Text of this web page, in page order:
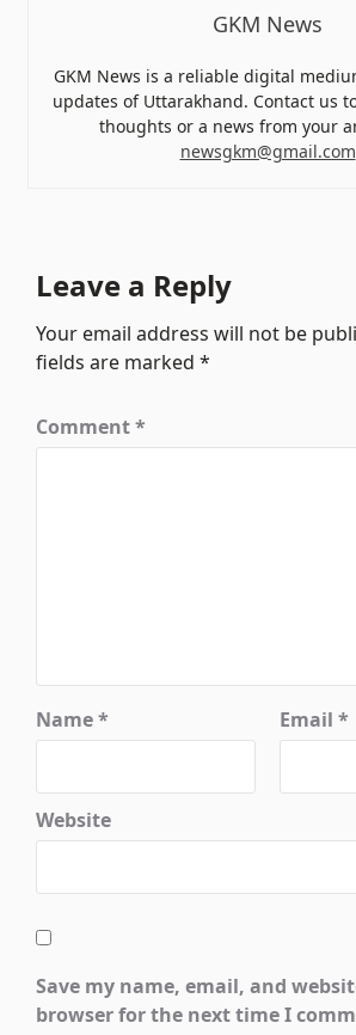
GKM News
GKM News is a reliable digital
updates of Uttarakhand. Contact us
thoughts or a news from your
newsgkm@gmail.com
Leave a Reply
Your email address will not be
fields are marked*
Comment*
Name* Email *
Website
Save my name, email, and
browser for the next time I